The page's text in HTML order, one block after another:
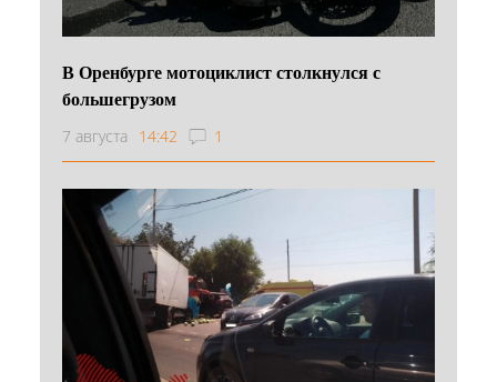
В Оренбурге мотоциклист столкнулся с
большегрузом
7 августа 14:42 1